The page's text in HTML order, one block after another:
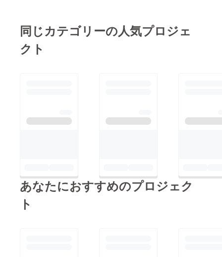
同じカテゴリーの人気プロジェ
クト
あなたにおすすめのプロジェク
ト